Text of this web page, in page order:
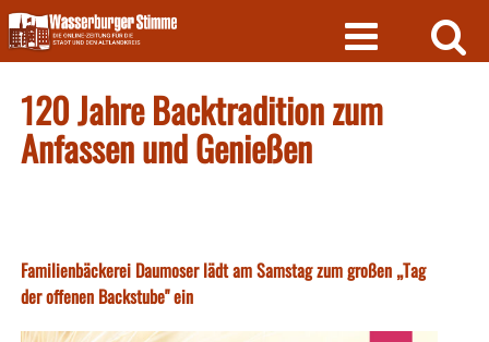
Skip
to
content
120 Jahre Backtradition zum
Anfassen und Genießen
Familienbäckerei Daumoser lädt am Samstag zum großen „Tag
der offenen Backstube" ein